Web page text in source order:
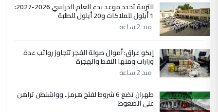
التربية تحدد موعد بدء العام الدراسي 2026-2027:
1 أيلول للملاكات و20 أيلول للطلبة
منذ 2 ساعة
إيكو عراق: أموال صولة الفجر تتجاوز رواتب عدة
وزارات ومنها النفط والهجرة
منذ 2 ساعة
طهران تضع 6 شروط لفتح هرمز.. وواشنطن تراهن
على الضغوط